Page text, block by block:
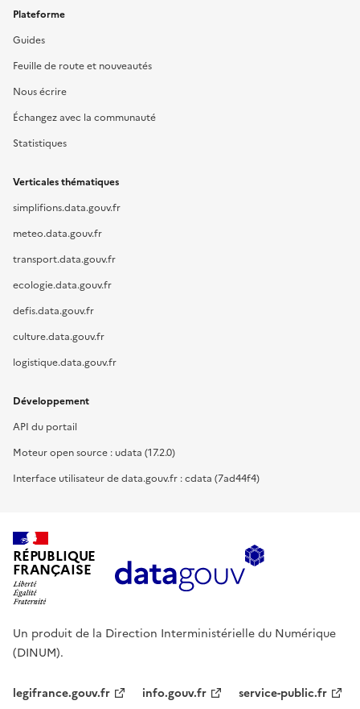
Plateforme
Guides
Feuille de route et nouveautés
Nous écrire
Échangez avec la communauté
Statistiques
Verticales thématiques
simplifions.data.gouv.fr
meteo.data.gouv.fr
transport.data.gouv.fr
ecologie.data.gouv.fr
defis.data.gouv.fr
culture.data.gouv.fr
logistique.data.gouv.fr
Développement
API du portail
Moteur open source : udata (17.2.0)
Interface utilisateur de data.gouv.fr : cdata (7ad44f4)
RÉPUBLIQUE
FRANÇAISE
Un produit de la Direction Interministérielle du Numérique
(DINUM).
legifrance.gouv.fr info.gouv.fr service-public.fr